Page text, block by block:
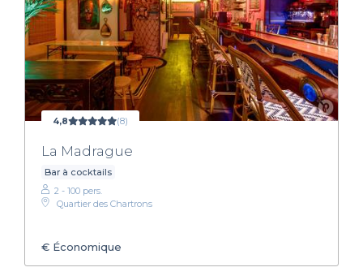
4,8 (8)
La Madrague
Bar à cocktails
2 - 100 pers.
Quartier des Chartrons
€ Économique